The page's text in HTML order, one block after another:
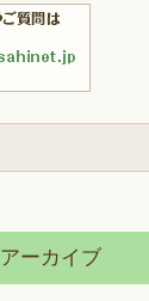
アーカイブ